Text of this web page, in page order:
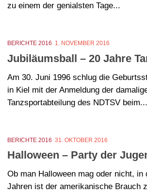
zu einem der genialsten Tage...
BERICHTE 2016 1. NOVEMBER 2016
Jubiläumsball – 20 Jahre
Am 30. Juni 1996 schlug die
in Kiel mit der Anmeldung der
Tanzsportabteilung des NDTSV beim...
BERICHTE 2016 31. OKTOBER 2016
Halloween – Party der
Ob man Halloween mag oder nicht, in
Jahren ist der amerikanische Brauch